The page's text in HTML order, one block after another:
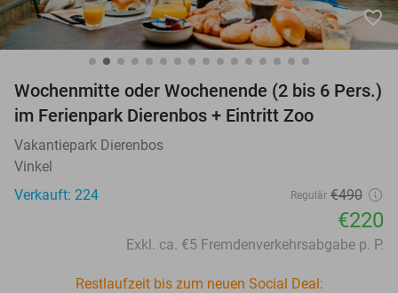
favorite_border
Wochenmitte oder Wochenende (2 bis 6 Pers.)
im Ferienpark Dierenbos + Eintritt Zoo
Vakantiepark Dierenbos
Vinkel
Verkauft: 224
Regulär €490
€220
Exkl. ca. €5 Fremdenverkehrsabgabe p. P.
Restlaufzeit bis zum neuen Social Deal: